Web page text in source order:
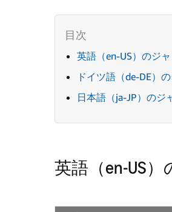
英語（en-US）のジ
ドイツ語（de-DE）
日本語（ja-JP）のジ
英語（en-US